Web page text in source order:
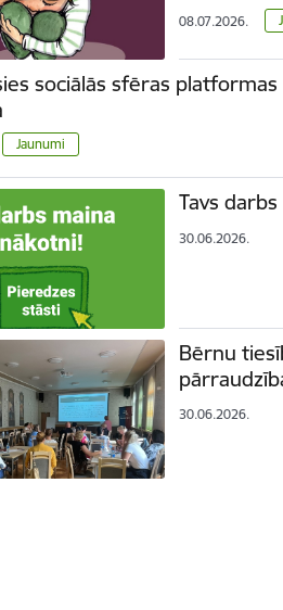
08.07.2026.
sociālās sfēras platformas
Jaunumi
Tavs
30.06.2026.
Bērnu
30.06.2026.